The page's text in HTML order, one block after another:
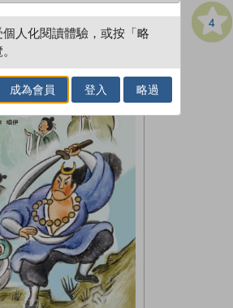
4
人化閱讀體驗，或按「略
成為會員 登入 略過